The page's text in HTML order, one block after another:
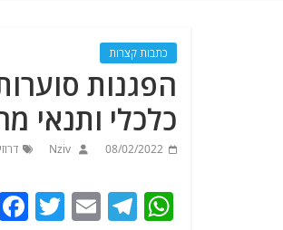
כתבות קצרות
הפגנות
כלכלי ותנאי
08/02/2022
Nziv
W
T
E
T